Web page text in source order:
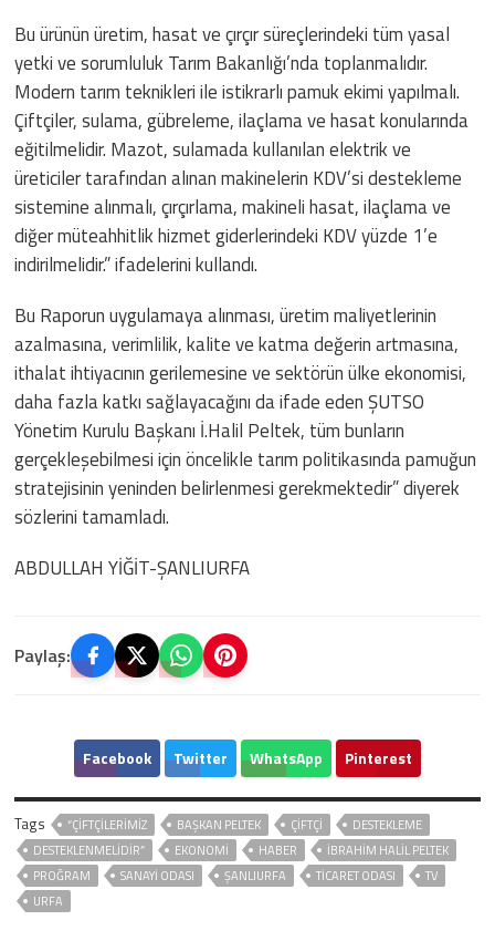
Bu ürünün üretim, hasat ve çırçır süreçlerindeki tüm yasal
yetki ve sorumluluk Tarım Bakanlığı’nda toplanmalıdır.
Modern tarım teknikleri ile istikrarlı pamuk ekimi yapılmalı.
Çiftçiler, sulama, gübreleme, ilaçlama ve hasat konularında
eğitilmelidir. Mazot, sulamada kullanılan elektrik ve
üreticiler tarafından alınan makinelerin KDV’si destekleme
sistemine alınmalı, çırçırlama, makineli hasat, ilaçlama ve
diğer müteahhitlik hizmet giderlerindeki KDV yüzde 1’e
indirilmelidir.” ifadelerini kullandı.
Bu Raporun uygulamaya alınması, üretim maliyetlerinin
azalmasına, verimlilik, kalite ve katma değerin artmasına,
ithalat ihtiyacının gerilemesine ve sektörün ülke ekonomisi,
daha fazla katkı sağlayacağını da ifade eden ŞUTSO
Yönetim Kurulu Başkanı İ.Halil Peltek, tüm bunların
gerçekleşebilmesi için öncelikle tarım politikasında pamuğun
stratejisinin yeninden belirlenmesi gerekmektedir” diyerek
sözlerini tamamladı.
ABDULLAH YİĞİT-ŞANLIURFA
Paylaş:
Facebook Twitter WhatsApp Pinterest
Tags “ÇİFTÇİLERİMİZ BAŞKAN PELTEK ÇİFTÇİ
DESTEKLEME
DESTEKLENMELİDİR”
EKONOMİ HABER
İBRAHİM HALİL PELTEK
PROĞRAM
SANAYİ ODASI ŞANLIURFA TİCARET ODASI
TV
URFA